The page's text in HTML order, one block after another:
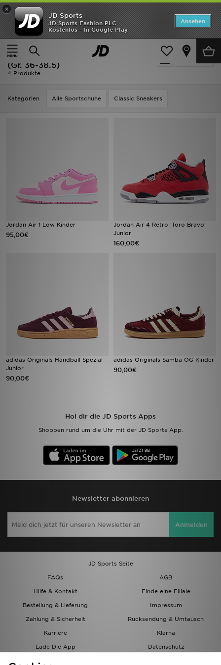
×
JD Sports
JD Sports Fashion PLC
Kostenlos - In Google Play
Ansehen
Startseite
Kinder Schuhe Jugendliche (Gr. 36-38.5)
verfeinern
Kinder - Rot Schuhe Jugendliche
(Gr. 36-38.5)
4 Produkte
Kategorien Alle Sportschuhe Classic Sneakers
Jordan Air 1 Low Kinder
95,00€
Jordan Air 4 Retro 'Toro Bravo'
Junior
160,00€
adidas Originals Handball Spezial
Junior
90,00€
adidas Originals Samba OG Kinder
90,00€
Hol dir die JD Sports Apps
Shoppen rund um die Uhr mit der JD Sports App.
Newsletter abonnieren
Anmelden
JD Sports Seite
FAQs
AGB
Hilfe & Kontakt
Finde eine Filiale
Bestellung & Lieferung
Impressum
Zahlung & Sicherheit
Rücksendung & Umtausch
Karriere
Klarna
Lade Die App
Datenschutz
Startseite
ANGEBOTE
Marken
JD Exklusives
Fußball
Mein JD
Meine Nachrichten
Bestellverfolgung